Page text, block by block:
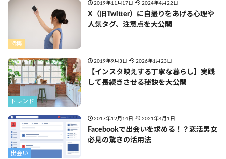
特集
2019年11月17日 2024年4月22日
X（旧Twitter）に自撮りをあげる心理や
人気タグ、注意点を大公開
トレンド
2019年9月3日 2026年1月23日
【インスタ映えする丁寧な暮らし】実践
して長続きさせる秘訣を大公開
出会い
2017年12月14日 2021年4月1日
Facebookで出会いを求める！？恋活男女
必見の驚きの活用法